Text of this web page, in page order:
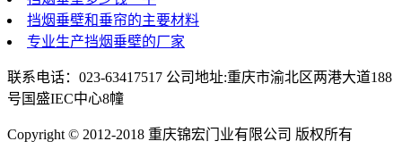
挡烟垂壁和垂帘的主要材料
专业生产挡烟垂壁的厂家
联系电话：023-63417517 公司地址:重庆市渝北区两港大道188
号国盛IEC中心8幢
Copyright © 2012-2018 重庆锦宏门业有限公司 版权所有